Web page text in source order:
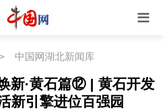
> 中国网湖北新闻库
新·黄石篇⑫ | 黄石开发
新引擎进位百强园